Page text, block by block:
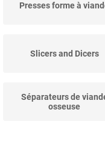
Presses forme à
Slicers and Dicers
Séparateurs de
osseuse